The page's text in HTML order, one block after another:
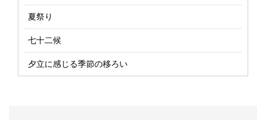
夏祭り
七十二候
夕立に感じる季節の移ろい